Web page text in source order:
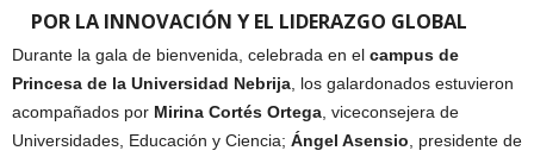
POR LA INNOVACIÓN Y EL LIDERAZGO GLOBAL
Durante la gala de bienvenida, celebrada en el campus de
Princesa de la Universidad Nebrija , los galardonados estuvieron
acompañados por Mirina Cortés Ortega , viceconsejera de
Universidades, Educación y Ciencia; Ángel Asensio , presidente de